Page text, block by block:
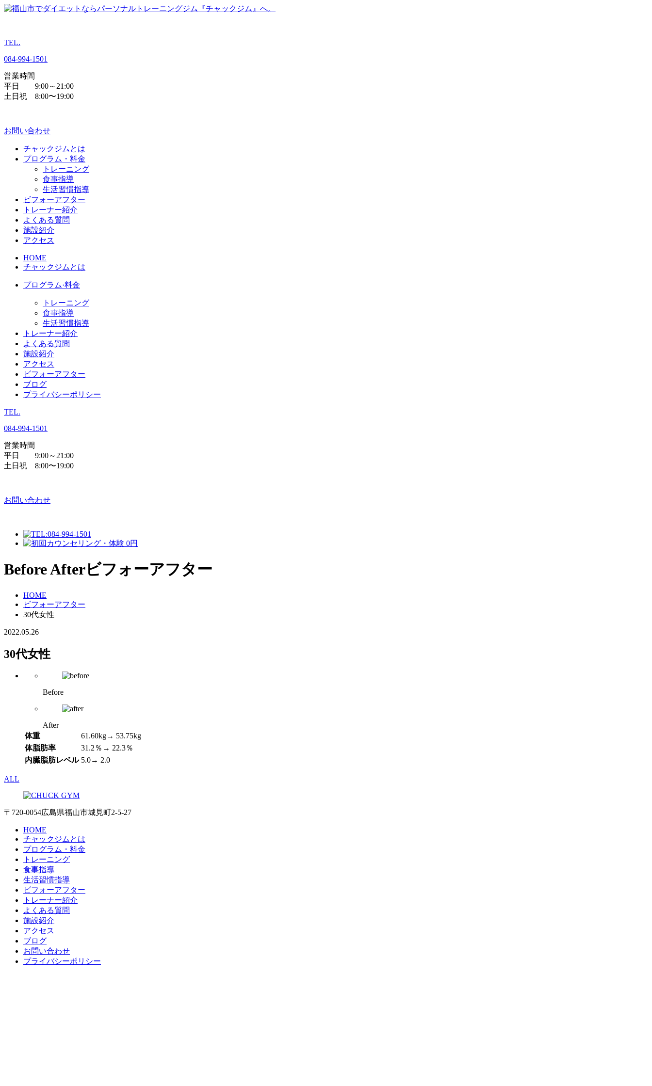
TEL.
084-994-1501
営業時間
平日 9:00～21:00
土日祝 8:00〜19:00
お問い合わせ
チャックジムとは
プログラム・料金
トレーニング
食事指導
生活習慣指導
ビフォーアフター
トレーナー紹介
よくある質問
施設紹介
アクセス
HOME
チャックジムとは
プログラム·料金
トレーニング
食事指導
生活習慣指導
トレーナー紹介
よくある質問
施設紹介
アクセス
ビフォーアフター
ブログ
プライバシーポリシー
TEL.
084-994-1501
営業時間
平日 9:00～21:00
土日祝 8:00〜19:00
お問い合わせ
Before Afterビフォーアフター
HOME
ビフォーアフター
30代女性
2022.05.26
30代女性
Before
After
体重
61.60kg→ 53.75kg
体脂肪率
31.2％→ 22.3％
内臓脂肪レベル 5.0→ 2.0
ALL
〒720-0054 広島県福山市城見町2-5-27
HOME
チャックジムとは
プログラム・料金
トレーニング
食事指導
生活習慣指導
ビフォーアフター
トレーナー紹介
よくある質問
施設紹介
アクセス
ブログ
お問い合わせ
プライバシーポリシー